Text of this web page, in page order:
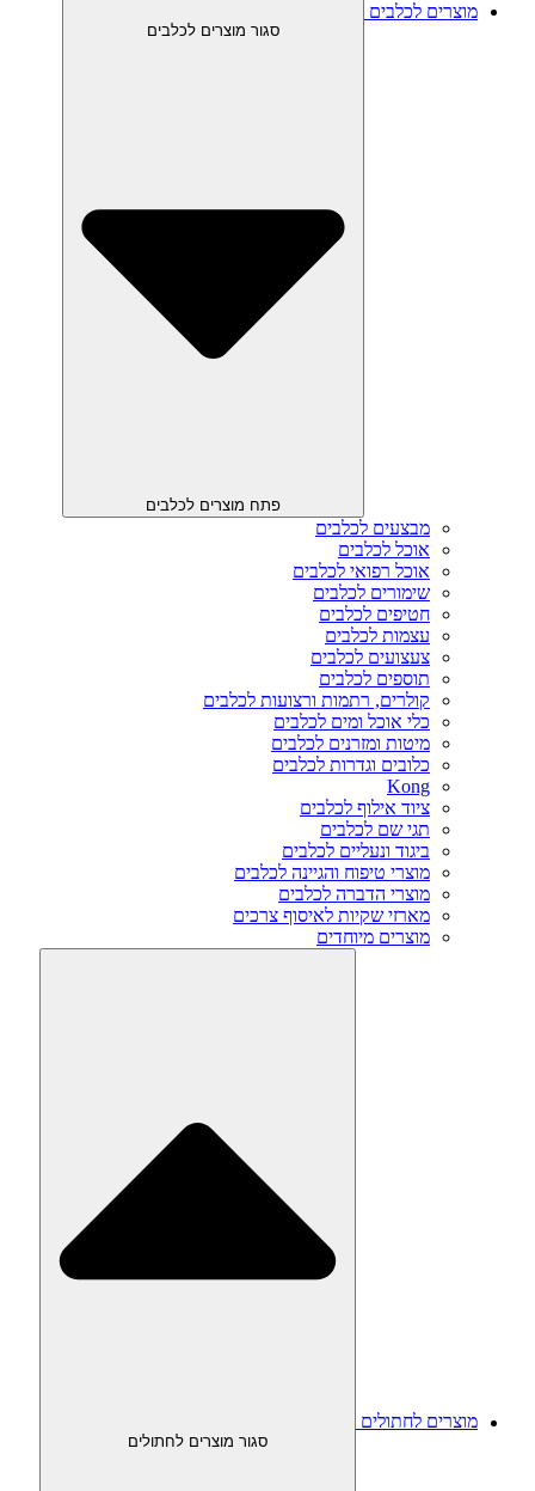
מוצרים לכלבים
סגור מוצרים לכלבים
פתח מוצרים לכלבים
מבצעים לכלבים
אוכל לכלבים
אוכל רפואי לכלבים
שימורים לכלבים
חטיפים לכלבים
עצמות לכלבים
צעצועים לכלבים
תוספים לכלבים
קולרים, רתמות ורצועות לכלבים
כלי אוכל ומים לכלבים
מיטות ומזרנים לכלבים
כלובים וגדרות לכלבים
Kong
ציוד אילוף לכלבים
תגי שם לכלבים
ביגוד ונעליים לכלבים
מוצרי טיפוח והגיינה לכלבים
מוצרי הדברה לכלבים
מארזי שקיות לאיסוף צרכים
מוצרים מיוחדים
מוצרים לחתולים
סגור מוצרים לחתולים